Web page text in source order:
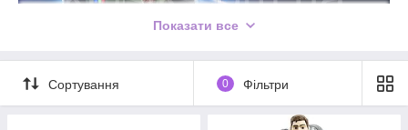
Потрапивши в галасливу компанію іграшок у будинку Енді,
Базз Лайтер був переконаний у тому, що за плечима у нього
досвід подорожей далекими і незвіданими галактиками.
Показати все
Сортування 0 Фільтри